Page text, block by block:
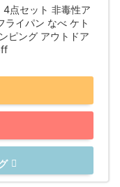
点セット 非毒性ア
ライパン なべ ケト
ピング アウトドア